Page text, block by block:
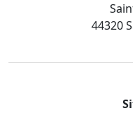
44320